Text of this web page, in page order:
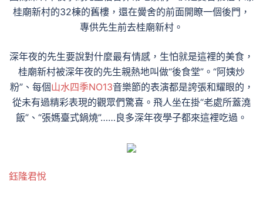
桂廟新村的32棟的舊樓，還在黌舍的前面開瞭一個後門，
專供先生前去桂廟新村。
深年夜的先生要說對什麼最有情感，生怕就是這裡的美食，
桂廟新村被深年夜的先生親熱地叫做“後食堂”。“阿姨炒
粉”、每個山水四季NO13音樂節的表演都是誇張和耀眼的，
從未有過精彩表現的觀眾們驚喜。飛人坐在掛“老處所蓋澆
飯”、“張媽臺式鍋燒”……良多深年夜學子都來這裡吃過。
鈺隆君悅